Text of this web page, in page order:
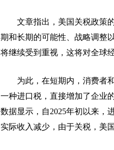
文章指出，美国关税政策的
期和长期的可能性、战略调整
将继续受到重视，这将对全球
为此，在短期内，消费者和
一种进口税，直接增加了企业
数据显示，自2025年初以来，
实际收入减少，由于关税，美